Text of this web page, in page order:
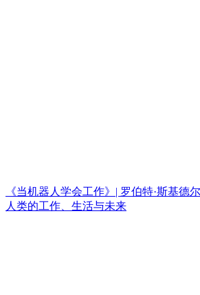
《当机器人学会工作》| 罗伯特·斯基德
人类的工作、生活与未来